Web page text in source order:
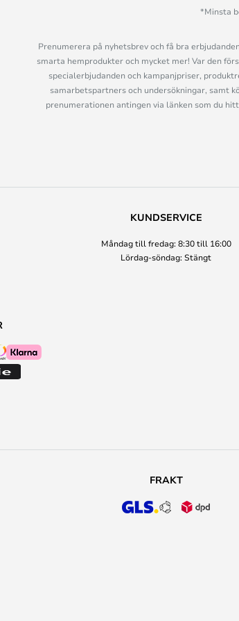
*Minsta
Prenumerera på nyhetsbrev och få bra
smarta hemprodukter och mycket mer! Var den
specialerbjudanden och kampanjpriser,
samarbetspartners och undersökningar, samt
prenumerationen antingen via länken som du
KUNDSERVICE
Måndag till fredag: 8:30 till 16:00
Lördag-söndag: Stängt
FRAKT